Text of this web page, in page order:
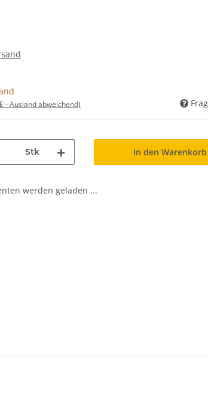
- Ausland abweichend)
Stk In den Warenkorb
werden geladen ...